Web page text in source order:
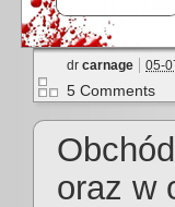
dr carnage 05-
5 Comments
oraz w